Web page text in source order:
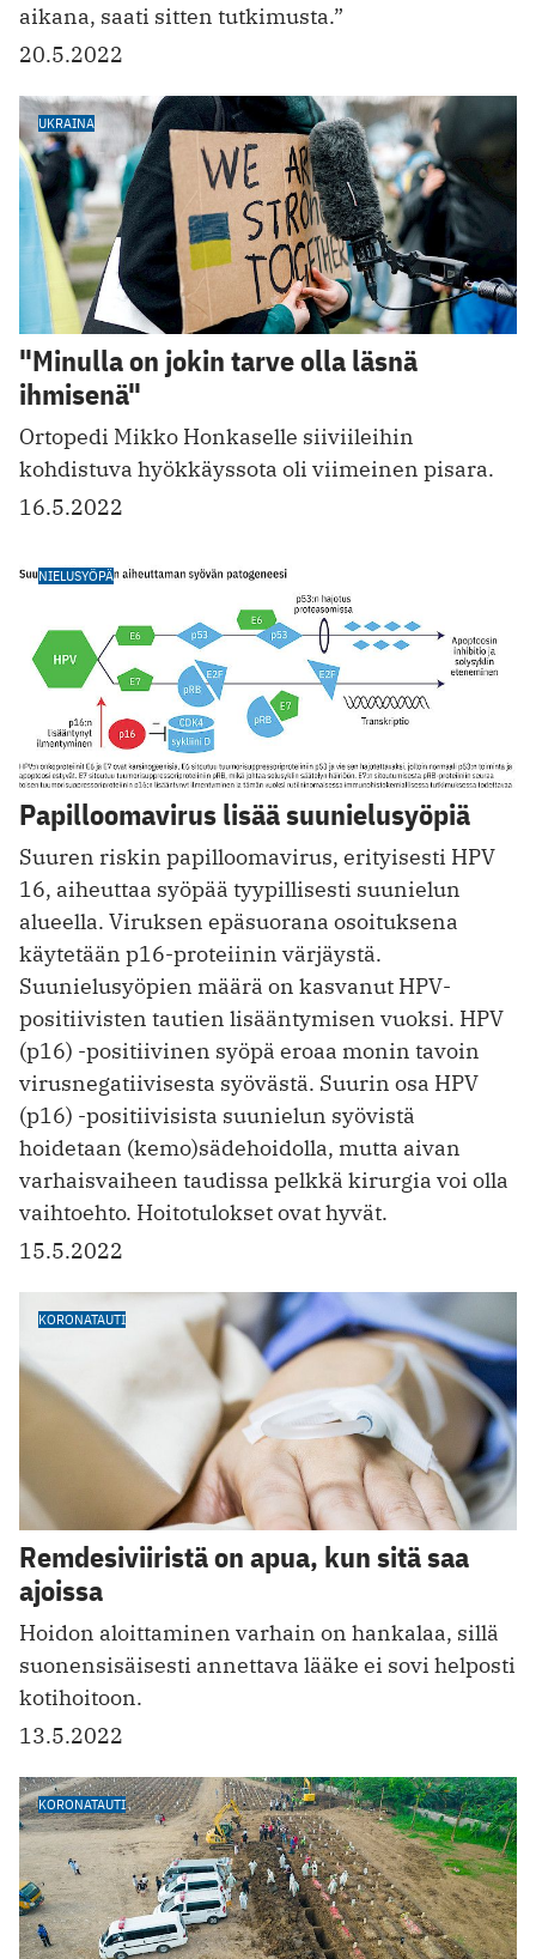
aikana, saati sitten ­tutkimusta.”
20.5.2022
UKRAINA
"Minulla on jokin tarve olla läsnä
ihmisenä"
Ortopedi Mikko Honkaselle siiviileihin
kohdistuva hyökkäyssota oli viimeinen pisara.
16.5.2022
NIELUSYÖPÄ
Papilloomavirus lisää suunielusyöpiä
Suuren riskin papilloomavirus, erityisesti HPV
16, aiheuttaa syöpää ­tyypillisesti suunielun
alueella. Viruksen epäsuorana osoituksena
käytetään p16-proteiinin värjäystä.
Suunielusyöpien määrä on kasvanut HPV-
positiivisten tautien lisääntymisen vuoksi. HPV
(p16) -positiivinen syöpä eroaa monin tavoin
virusnegatiivisesta syövästä. Suurin osa HPV
(p16) -positiivisista suunielun syövistä
hoidetaan (kemo)sädehoidolla, mutta aivan
varhaisvaiheen taudissa pelkkä kirurgia voi olla
vaihtoehto. Hoitotulokset ovat hyvät.
15.5.2022
KORONATAUTI
Remdesiviiristä on apua, kun sitä saa
ajoissa
Hoidon aloittaminen varhain on hankalaa, sillä
suonensisäisesti annettava lääke ei sovi helposti
kotihoitoon.
13.5.2022
KORONATAUTI